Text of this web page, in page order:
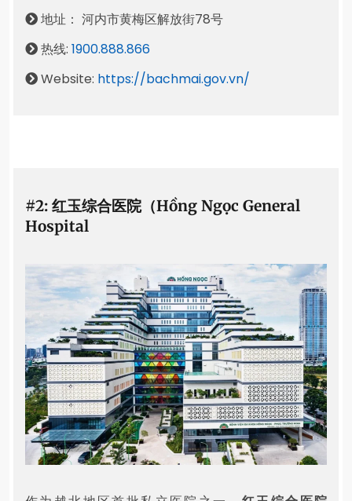
地址： 河内市黄梅区解放街78号
热线: 1900.888.866
Website: https://bachmai.gov.vn/
#2: 红玉综合医院（Hồng Ngọc General
Hospital